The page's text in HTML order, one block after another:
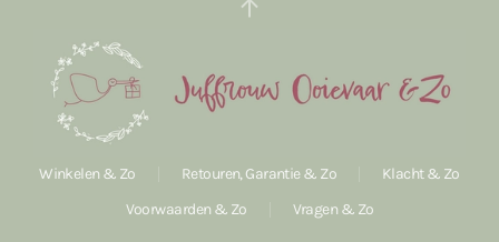
Winkelen & Zo Retouren, Garantie & Zo
Klacht & Zo
Voorwaarden & Zo
Vragen & Zo